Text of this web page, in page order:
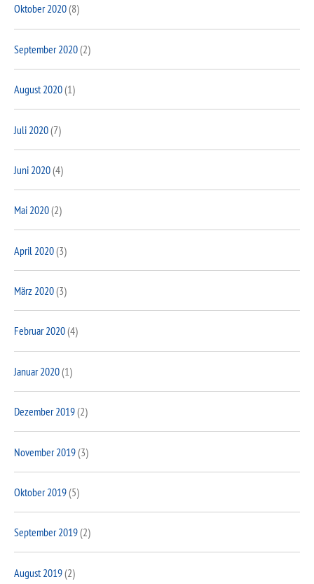
Oktober 2020(8)
September 2020(2)
August 2020(1)
Juli 2020(7)
Juni 2020(4)
Mai 2020(2)
April 2020(3)
März 2020(3)
Februar 2020(4)
Januar 2020(1)
Dezember 2019(2)
November 2019(3)
Oktober 2019(5)
September 2019(2)
August 2019(2)